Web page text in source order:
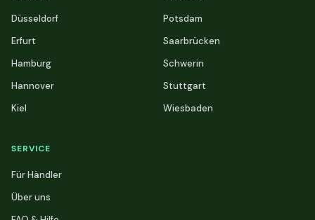
Düsseldorf
Erfurt
Hamburg
Hannover
Kiel
Potsdam
Saarbrücken
Schwerin
Stuttgart
Wiesbaden
SERVICE
Für Händler
Über uns